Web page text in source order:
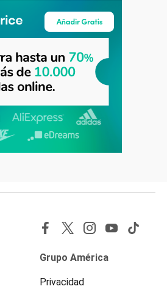
Grupo América
Privacidad